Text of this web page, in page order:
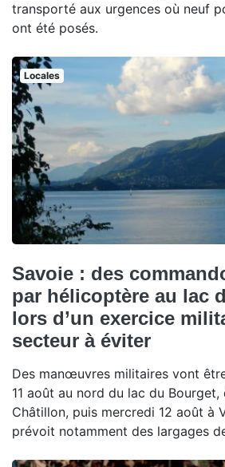
transporté aux urgences où neuf
ont été posés.
Locales
Savoie : des
par hélicoptère au lac
lors d’un exercice
secteur à éviter
Des manœuvres militaires vont
11 août au nord du lac du
Châtillon, puis mercredi 12 août à
prévoit notamment des largages